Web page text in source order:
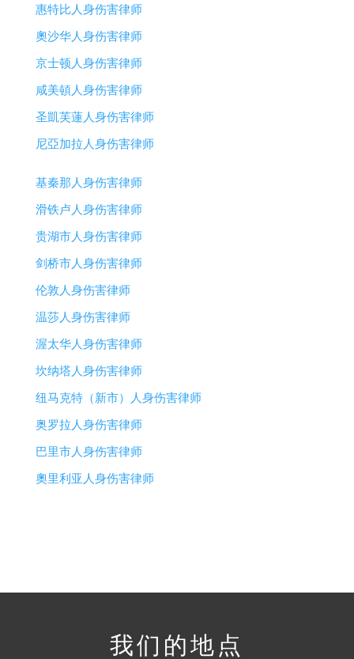
惠特比人身伤害律师
奧沙华人身伤害律师
京士顿人身伤害律师
咸美頓人身伤害律师
圣凱芙蓮人身伤害律师
尼亞加拉人身伤害律师
基秦那人身伤害律师
滑铁卢人身伤害律师
贵湖市人身伤害律师
剑桥市人身伤害律师
伦敦人身伤害律师
温莎人身伤害律师
渥太华人身伤害律师
坎纳塔人身伤害律师
纽马克特（新市）人身伤害律师
奥罗拉人身伤害律师
巴里市人身伤害律师
奧里利亚人身伤害律师
我们的地点